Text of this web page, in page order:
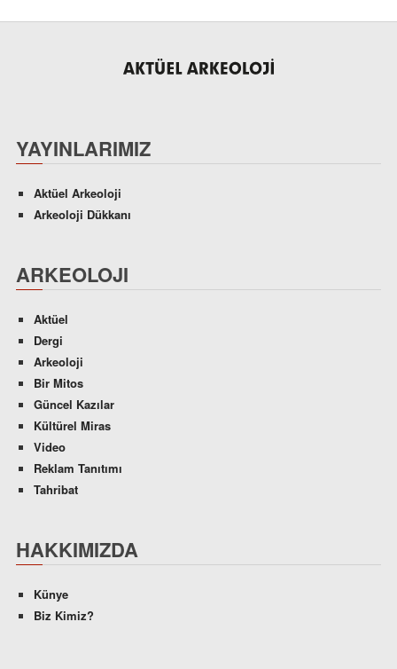
YAYINLARIMIZ
Aktüel Arkeoloji
Arkeoloji Dükkanı
ARKEOLOJI
Aktüel
Dergi
Arkeoloji
Bir Mitos
Güncel Kazılar
Kültürel Miras
Video
Reklam Tanıtımı
Tahribat
HAKKIMIZDA
Künye
Biz Kimiz?